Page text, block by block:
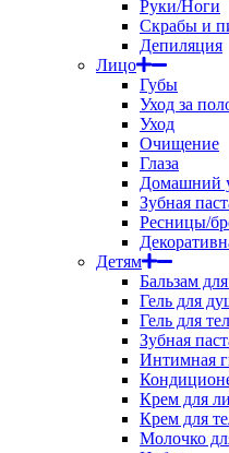
Руки/Ноги
Скрабы и
Депиляция
Лицо
Губы
Уход за
Уход
Очищение
Глаза
Домашний
Зубная
Ресницы/
Детям
Бальзам
Гель для
Гель для
Зубная
Интимная
Крем для
Крем для
Молочко